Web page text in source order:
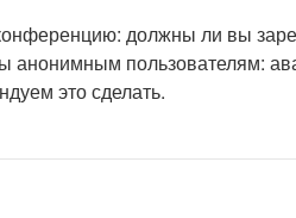
должны ли вы
анонимным пользователям:
это сделать.